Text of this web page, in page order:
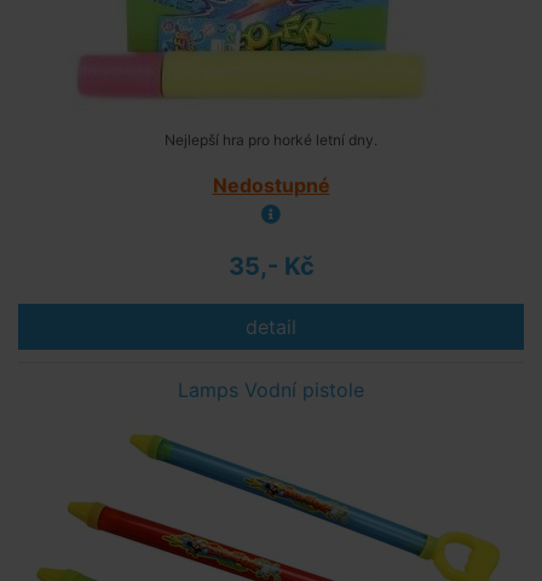
Nejlepší hra pro horké letní dny.
Nedostupné
35,- Kč
detail
Lamps Vodní pistole